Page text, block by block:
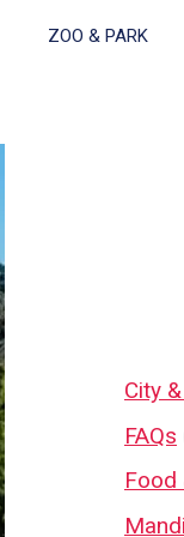
ZOO & PARK
City
FAQs
Food